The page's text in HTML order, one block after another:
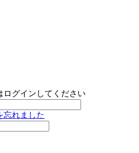
ログインしてください
忘れました